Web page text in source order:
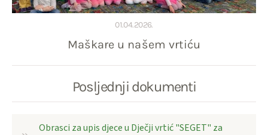
01.04.2026.
Maškare u našem vrtiću
Posljednji dokumenti
Obrasci za upis djece u Dječji vrtić "SEGET" za